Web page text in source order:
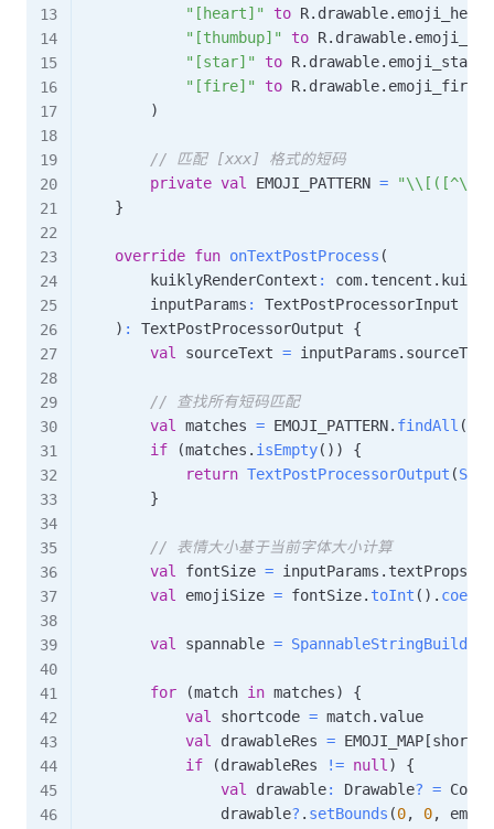
"[heart]"
to R. drawable. emoji_heart
"[thumbup]"
to R. drawable.
"[star]"
to R. drawable. emoji_star
"[fire]"
to R. drawable. emoji_fire
)
// 匹配 [xxx] 格式的短码
private val EMOJI_PATTERN =
}
override fun onTextPostProcess (
        kuiklyRenderContext
: com. tencent . kuikly
        inputParams
:
TextPostProcessorInput
) : TextPostProcessorOutput {
val sourceText = inputParams . sourceText
// 查找所有短码匹配
val matches = EMOJI_PATTERN. findAll (
if
(matches . isEmpty( ) )
{
return TextPostProcessorOutput (
}
// 表情大小基于当前字体大小计算
val fontSize = inputParams . textProps
val emojiSize = fontSize. toInt ( ) .
val spannable = SpannableStringBuilder
for (match in matches)
{
val shortcode = match.value
val drawableRes = EMOJI_MAP [
if
(drawableRes != null)
{
val drawable: Drawable? =
                drawable
? . setBounds (0, 0,